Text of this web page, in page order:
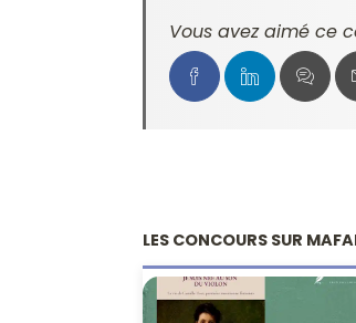
Vous avez aimé ce
LES CONCOURS SUR